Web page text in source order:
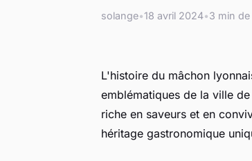
solange•18 avril 2024•3 min
L'histoire du mâchon
emblématiques de la ville
riche en saveurs et en
héritage gastronomique